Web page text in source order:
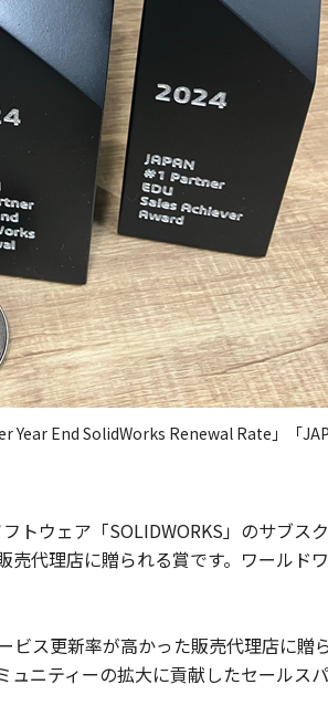
End SolidWorks Renewal Rate」「
トウェア「SOLIDWORKS」のサブス
代理店に贈られる賞です。ワールド
ス更新率が高かった販売代理店に贈
ニティーの拡大に貢献したセールス